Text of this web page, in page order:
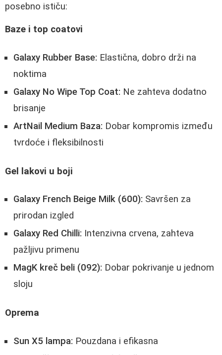
posebno ističu:
Baze i top coatovi
Galaxy Rubber Base: Elastična, dobro drži na
noktima
Galaxy No Wipe Top Coat: Ne zahteva dodatno
brisanje
ArtNail Medium Baza: Dobar kompromis između
tvrdoće i fleksibilnosti
Gel lakovi u boji
Galaxy French Beige Milk (600): Savršen za
prirodan izgled
Galaxy Red Chilli: Intenzivna crvena, zahteva
pažljivu primenu
MagK kreč beli (092): Dobar pokrivanje u jednom
sloju
Oprema
Sun X5 lampa: Pouzdana i efikasna